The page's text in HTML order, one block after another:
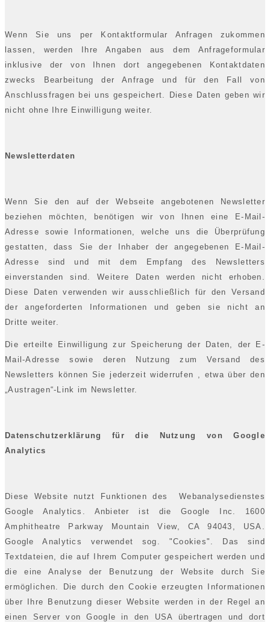
Wenn Sie uns per Kontaktformular Anfragen zukommen
lassen, werden Ihre Angaben aus dem Anfrageformular
inklusive der von Ihnen dort angegebenen Kontaktdaten
zwecks Bearbeitung der Anfrage und für den Fall von
Anschlussfragen bei uns gespeichert. Diese Daten geben wir
nicht ohne Ihre Einwilligung weiter.
Newsletterdaten
Wenn Sie den auf der Webseite angebotenen Newsletter
beziehen möchten, benötigen wir von Ihnen eine E-Mail-
Adresse sowie Informationen, welche uns die Überprüfung
gestatten, dass Sie der Inhaber der angegebenen E-Mail-
Adresse sind und mit dem Empfang des Newsletters
einverstanden sind. Weitere Daten werden nicht erhoben.
Diese Daten verwenden wir ausschließlich für den Versand
der angeforderten Informationen und geben sie nicht an
Dritte weiter.
Die erteilte Einwilligung zur Speicherung der Daten, der E-
Mail-Adresse sowie deren Nutzung zum Versand des
Newsletters können Sie jederzeit widerrufen , etwa über den
„Austragen“-Link im Newsletter.
Datenschutzerklärung für die Nutzung von Google
Analytics
Diese Website nutzt Funktionen des Webanalysedienstes
Google Analytics. Anbieter ist die Google Inc. 1600
Amphitheatre Parkway Mountain View, CA 94043, USA.
Google Analytics verwendet sog. "Cookies". Das sind
Textdateien, die auf Ihrem Computer gespeichert werden und
die eine Analyse der Benutzung der Website durch Sie
ermöglichen. Die durch den Cookie erzeugten Informationen
über Ihre Benutzung dieser Website werden in der Regel an
einen Server von Google in den USA übertragen und dort